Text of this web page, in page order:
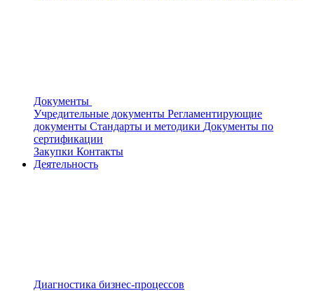
Документы
Учредительные документы Регламентирующие
документы Стандарты и методики Документы по
сертификации
Закупки Контакты
Деятельность
Диагностика бизнес-процессов